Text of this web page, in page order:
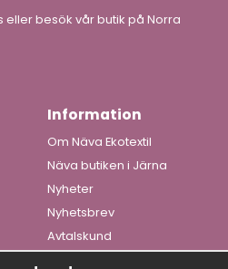
besök vår butik på Norra
Information
Om Näva Ekotextil
Näva butiken i Järna
Nyheter
Nyhetsbrev
Avtalskund